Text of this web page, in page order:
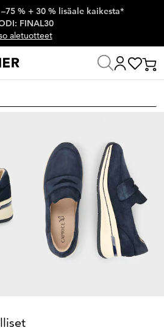
% + 30 % lisäale kaikesta*
FINAL30
aletuotteet